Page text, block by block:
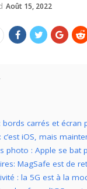
Août 15, 2022
bords carrés et écran
c’est iOS, mais
photo : Apple se bat
MagSafe est de
: la 5G est à la